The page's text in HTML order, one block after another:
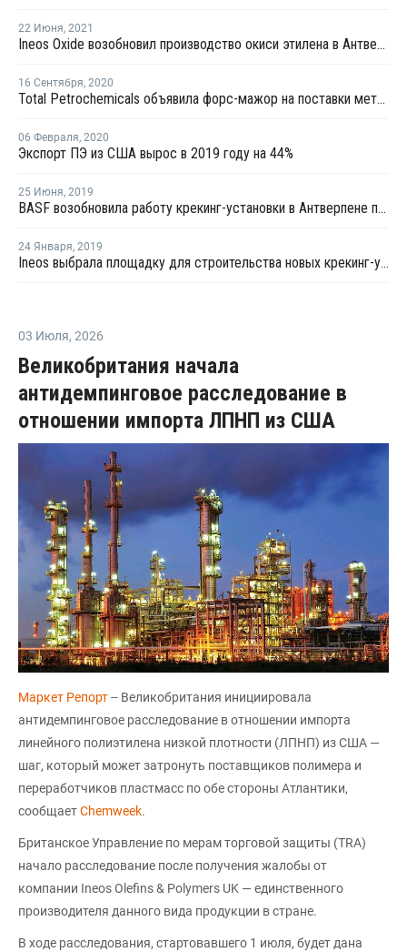
22 Июня, 2021
Ineos Oxide возобновил производство окиси этилена в Антверпене после ремонта
16 Сентября, 2020
Total Petrochemicals объявила форс-мажор на поставки металлоценового ПЭ с завода в Бельгии
06 Февраля, 2020
Экспорт ПЭ из США вырос в 2019 году на 44%
25 Июня, 2019
BASF возобновила работу крекинг-установки в Антверпене после планового ремонта
24 Января, 2019
Ineos выбрала площадку для строительства новых крекинг-установки и установки дегидрирования пропана в Европе
03 Июля, 2026
Великобритания начала
антидемпинговое расследование в
отношении импорта ЛПНП из США
Маркет Репорт-- Великобритания инициировала
антидемпинговое расследование в отношении импорта
линейного полиэтилена низкой плотности (ЛПНП) из США —
шаг, который может затронуть поставщиков полимера и
переработчиков пластмасс по обе стороны Атлантики,
сообщаетChemweek.
Британское Управление по мерам торговой защиты (TRA)
начало расследование после получения жалобы от
компании Ineos Olefins & Polymers UK — единственного
производителя данного вида продукции в стране.
В ходе расследования, стартовавшего 1 июля, будет дана